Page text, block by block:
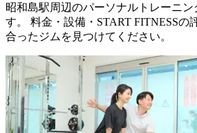
昭和島駅周辺のパーソナルトレーニン
す。 料金・設備・START FITNESSの
合ったジムを見つけてください。